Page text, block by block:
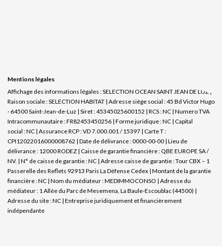
Mentions légales
Affichage des informations légales : SELECTION OCEAN SAINT JEAN DE LUZ |
Raison sociale : SELECTION HABITAT | Adresse siège social : 45 Bd Victor Hugo
- 64500 Saint-Jean-de-Luz | Siret : 45345025600152 | RCS : NC | Numero TVA
Intracommunautaire : FR82453450256 | Forme juridique : NC | Capital
social : NC | Assurance RCP : VD 7.000.001 / 15397 | Carte T :
CPI12022016000008762 | Date de délivrance : 0000-00-00 | Lieu de
délivrance : 12000 RODEZ | Caisse de garantie financière : QBE EUROPE SA /
NV. | N° de caisse de garantie : NC | Adresse caisse de garantie : Tour CBX – 1
Passerelle des Reflets 92913 Paris La Défense Cedex | Montant de la garantie
financière : NC | Nom du médiateur : MEDIMMOCONSO | Adresse du
médiateur : 1 Allée du Parc de Mesemena, La Baule-Escoublac (44500) |
Adresse du site : NC | Entreprise juridiquement et financièrement
indépendante